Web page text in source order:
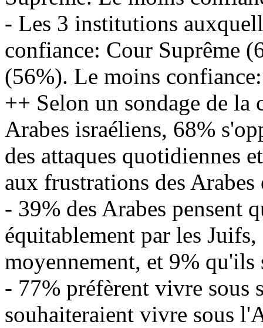
- Les 3 institutions
confiance: Cour Suprême
(56%). Le moins
++ Selon un sondage de la
Arabes israéliens, 68%
des attaques quotidiennes
aux frustrations des Arabes
- 39% des Arabes pensent
équitablement par les
moyennement, et 9%
- 77% préfèrent vivre sous
souhaiteraient vivre sous